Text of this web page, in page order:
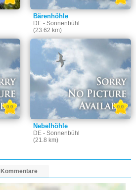
Bärenhöhle
DE - Sonnenbühl
(23.62 km)
0.0
Nebelhöhle
DE - Sonnenbühl
(21.8 km)
0.0
Kommentare